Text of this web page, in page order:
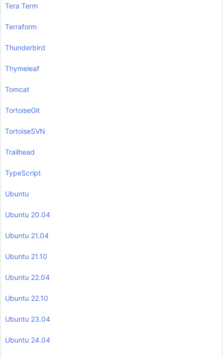
Tera Term
Terraform
Thunderbird
Thymeleaf
Tomcat
TortoiseGit
TortoiseSVN
Trailhead
TypeScript
Ubuntu
Ubuntu 20.04
Ubuntu 21.04
Ubuntu 21.10
Ubuntu 22.04
Ubuntu 22.10
Ubuntu 23.04
Ubuntu 24.04